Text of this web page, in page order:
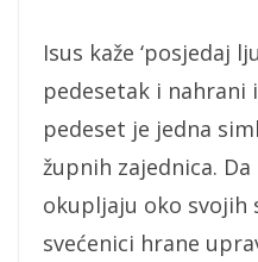
Isus kaže ‘posjedaj
pedesetak i nahrani
pedeset je jedna
župnih zajednica.
okupljaju oko svojih
svećenici hrane